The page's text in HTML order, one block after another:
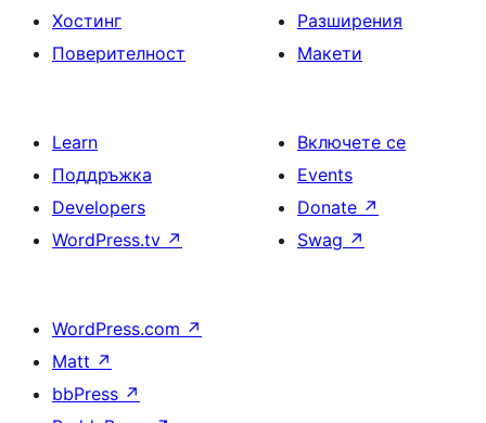
Хостинг
Поверителност
Разширения
Макети
Learn
Поддръжка
Developers
WordPress.tv ↗
Включете се
Events
Donate ↗
Swag ↗
WordPress.com ↗
Matt ↗
bbPress ↗